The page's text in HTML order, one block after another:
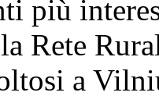
più
Rete
a